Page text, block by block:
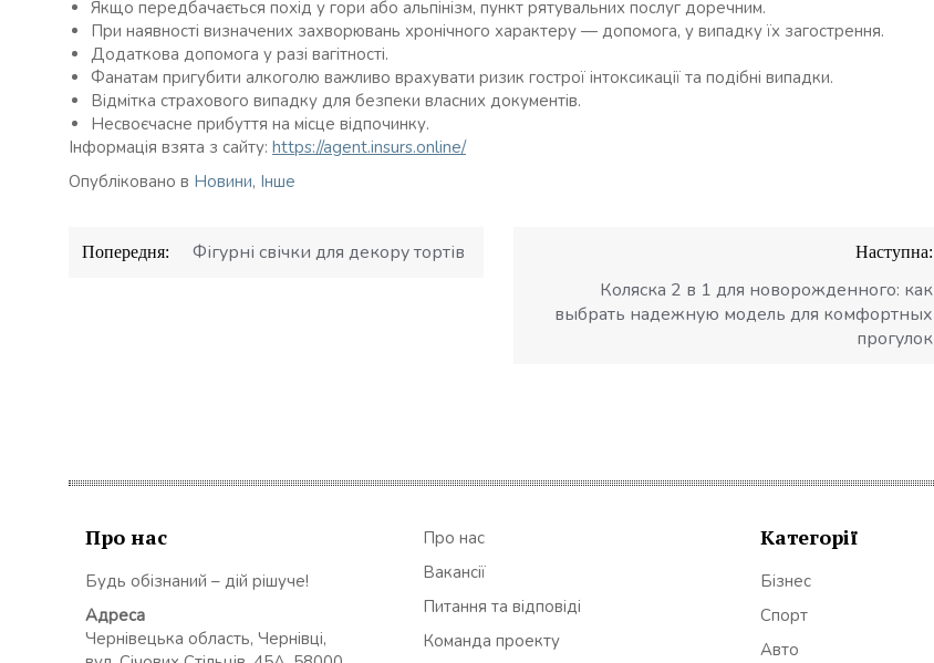
Якщо передбачається похід у гори або альпінізм, пункт рятувальних послуг доречним.
При наявності визначених захворювань хронічного характеру — допомога, у випадку їх загострення.
Додаткова допомога у разі вагітності.
Фанатам пригубити алкоголю важливо врахувати ризик гострої інтоксикації та подібні випадки.
Відмітка страхового випадку для безпеки власних документів.
Несвоєчасне прибуття на місце відпочинку.
Інформація взята з сайту: https://agent.insurs.online/
Опубліковано в Новини, Інше
Навігація
записів
Попередня: Фігурні свічки для декору тортів Наступна:
Коляска 2 в 1 для новорожденного: как
выбрать надежную модель для комфортных
прогулок
Про нас
Будь обізнаний – дій рішуче!
Адреса
Чернівецька область, Чернівці,
Про нас
Вакансії
Питання та відповіді
Команда проекту
Категорії
Бізнес
Спорт
Авто